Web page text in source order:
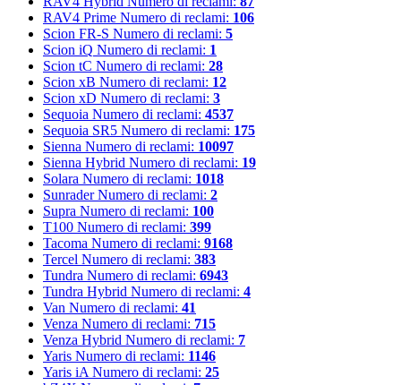
RAV4 Prime Numero di reclami: 106
Scion FR-S Numero di reclami: 5
Scion iQ Numero di reclami: 1
Scion tC Numero di reclami: 28
Scion xB Numero di reclami: 12
Scion xD Numero di reclami: 3
Sequoia Numero di reclami: 4537
Sequoia SR5 Numero di reclami: 175
Sienna Numero di reclami: 10097
Sienna Hybrid Numero di reclami: 19
Solara Numero di reclami: 1018
Sunrader Numero di reclami: 2
Supra Numero di reclami: 100
T100 Numero di reclami: 399
Tacoma Numero di reclami: 9168
Tercel Numero di reclami: 383
Tundra Numero di reclami: 6943
Tundra Hybrid Numero di reclami: 4
Van Numero di reclami: 41
Venza Numero di reclami: 715
Venza Hybrid Numero di reclami: 7
Yaris Numero di reclami: 1146
Yaris iA Numero di reclami: 25